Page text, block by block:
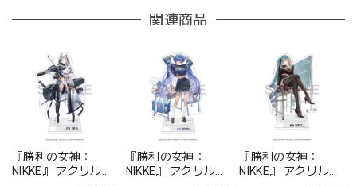
関連商品
『勝利の女神：
NIKKE』 アクリルス
『勝利の女神：
NIKKE』 アクリルス
『勝利の女神：
NIKKE』 アクリルス